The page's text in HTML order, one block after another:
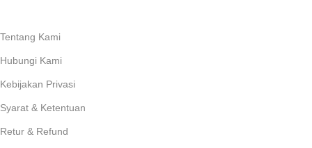
Tentang Kami
Hubungi Kami
Kebijakan Privasi
Syarat & Ketentuan
Retur & Refund